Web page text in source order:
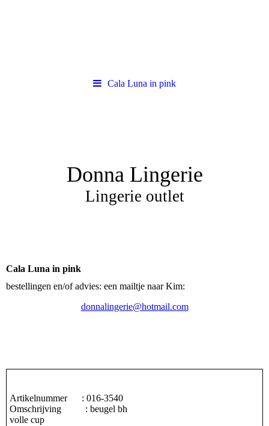
Cala Luna in pink
Donna Lingerie
Lingerie outlet
Cala Luna in pink
bestellingen en/of advies: een mailtje naar Kim:
donnalingerie@hotmail.com
Artikelnummer : 016-3540
Omschrijving : beugel bh
volle cup